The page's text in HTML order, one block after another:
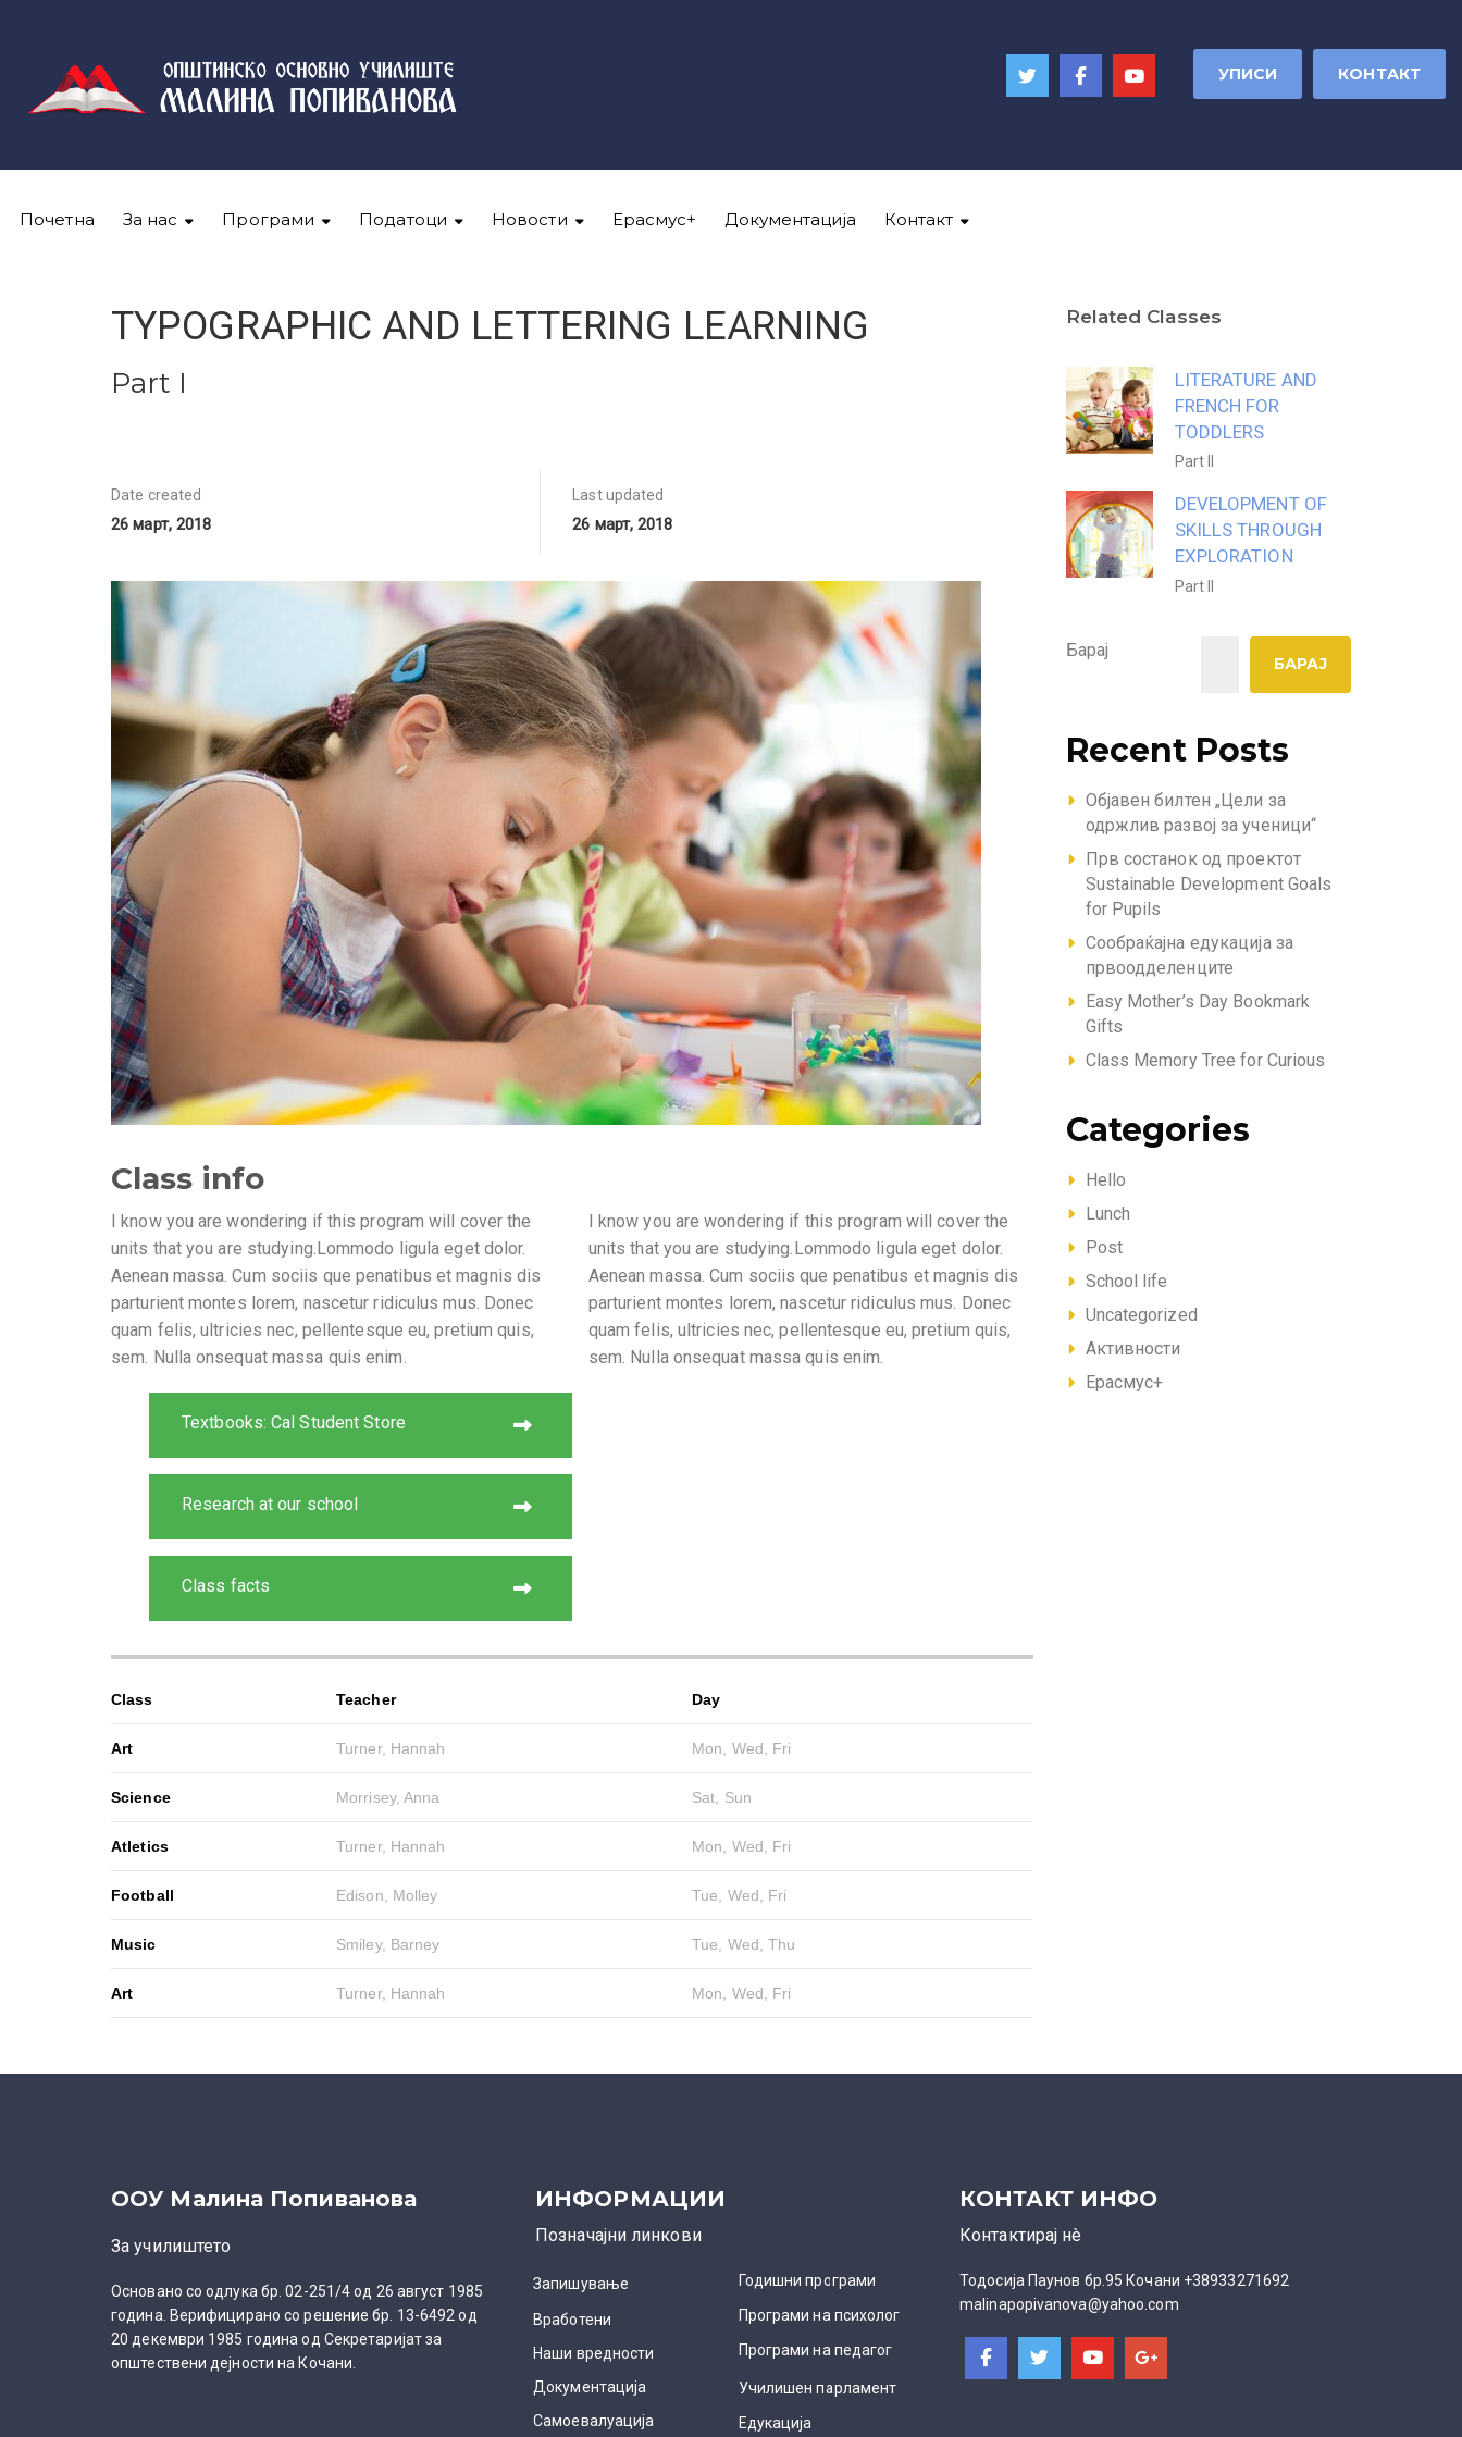
УПИСИ КОНТАКТ
Почетна За нас Програми Податоци Новости Ерасмус+ Документација Контакт
TYPOGRAPHIC AND LETTERING LEARNING
Part I
Date created
26 март, 2018
Last updated
26 март, 2018
Class info
I know you are wondering if this program will cover the
units that you are studying.Lommodo ligula eget dolor.
Aenean massa. Cum sociis que penatibus et magnis dis
parturient montes lorem, nascetur ridiculus mus. Donec
quam felis, ultricies nec, pellentesque eu, pretium quis,
sem. Nulla onsequat massa quis enim.
Textbooks: Cal Student Store
Research at our school
Class facts
I know you are wondering if this program will cover the
units that you are studying.Lommodo ligula eget dolor.
Aenean massa. Cum sociis que penatibus et magnis dis
parturient montes lorem, nascetur ridiculus mus. Donec
quam felis, ultricies nec, pellentesque eu, pretium quis,
sem. Nulla onsequat massa quis enim.
Class Teacher Day
Art Turner, Hannah Mon, Wed, Fri
Science Morrisey, Anna Sat, Sun
Atletics Turner, Hannah Mon, Wed, Fri
Football Edison, Molley Tue, Wed, Fri
Music Smiley, Barney Tue, Wed, Thu
Art Turner, Hannah Mon, Wed, Fri
Related Classes
LITERATURE AND
FRENCH FOR
TODDLERS
Part II
DEVELOPMENT OF
SKILLS THROUGH
EXPLORATION
Part II
Барај
БАРАЈ
Recent Posts
Објавен билтен „Цели за
одржлив развој за ученици“
Прв состанок од проектот
Sustainable Development Goals
for Pupils
Сообраќајна едукација за
првоодделенците
Easy Mother’s Day Bookmark
Gifts
Class Memory Tree for Curious
Categories
Hello
Lunch
Post
School life
Uncategorized
Активности
Ерасмус+
ООУ Малина Попиванова
За училиштето
Основано со одлука бр. 02-251/4 од 26 август 1985
година. Верифицирано со решение бр. 13-6492 од
20 декември 1985 година од Секретаријат за
општествени дејности на Кочани.
ИНФОРМАЦИИ
Позначајни линкови
Запишување
Вработени
Наши вредности
Документација
Самоевалуација
Годишни програми
Програми на психолог
Програми на педагог
Училишен парламент
Едукација
КОНТАКТ ИНФО
Контактирај нè
Тодосија Паунов бр.95 Кочани +38933271692
malinapopivanova@yahoo.com